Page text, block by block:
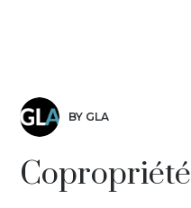
BY GLA
Copropriété